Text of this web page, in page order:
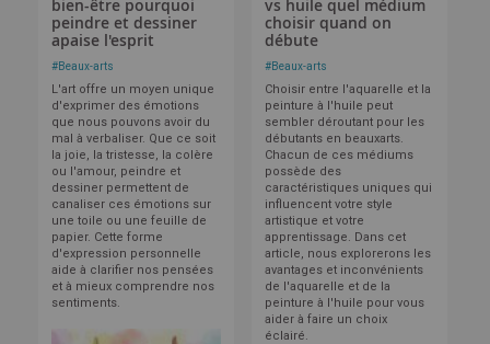
bien-être pourquoi
peindre et dessiner
apaise l'esprit
#Beaux-arts
L'art offre un moyen unique
d'exprimer des émotions
que nous pouvons avoir du
mal à verbaliser. Que ce soit
la joie, la tristesse, la colère
ou l'amour, peindre et
dessiner permettent de
canaliser ces émotions sur
une toile ou une feuille de
papier. Cette forme
d'expression personnelle
aide à clarifier nos pensées
et à mieux comprendre nos
sentiments.
vs huile quel médium
choisir quand on
débute
#Beaux-arts
Choisir entre l'aquarelle et la
peinture à l'huile peut
sembler déroutant pour les
débutants en beauxarts.
Chacun de ces médiums
possède des
caractéristiques uniques qui
influencent votre style
artistique et votre
apprentissage. Dans cet
article, nous explorerons les
avantages et inconvénients
de l'aquarelle et de la
peinture à l'huile pour vous
aider à faire un choix
éclairé.